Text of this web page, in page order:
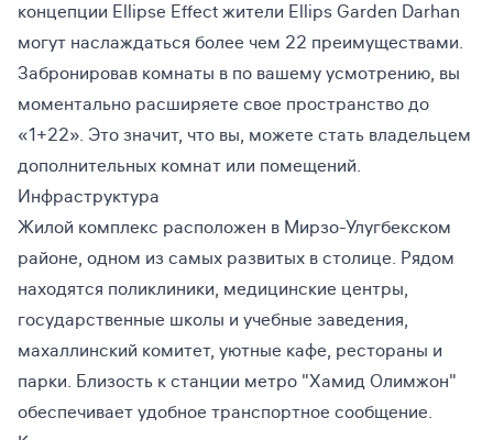
концепции Ellipse Effect жители Ellips Garden Darhan
могут наслаждаться более чем 22 преимуществами.
Забронировав комнаты в по вашему усмотрению, вы
моментально расширяете свое пространство до
«1+22». Это значит, что вы, можете стать владельцем
дополнительных комнат или помещений.
Инфраструктура
Жилой комплекс расположен в Мирзо-Улугбекском
районе, одном из самых развитых в столице. Рядом
находятся поликлиники, медицинские центры,
государственные школы и учебные заведения,
махаллинский комитет, уютные кафе, рестораны и
парки. Близость к станции метро "Хамид Олимжон"
обеспечивает удобное транспортное сообщение.